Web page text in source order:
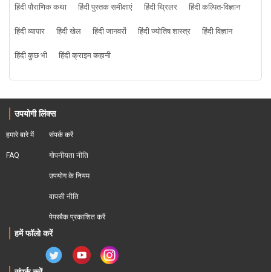
हिंदी पौराणिक कथा
हिंदी पुस्तक समीक्षाएं हिंदी थ्रिलर
हिंदी कल्पित-विज्ञान
हिंदी व्यापार
हिंदी खेल हिंदी जानवरों हिंदी ज्योतिष शास्त्र
हिंदी विज्ञान
हिंदी कुछ भी
हिंदी क्राइम कहानी
उपयोगी लिंक्स
हमारे बारे में
FAQ
संपर्क करें
गोपनीयता नीति
उपयोग के नियम
वापसी नीति
पेपरबैक प्रकाशित करें
हमें फॉलो करें